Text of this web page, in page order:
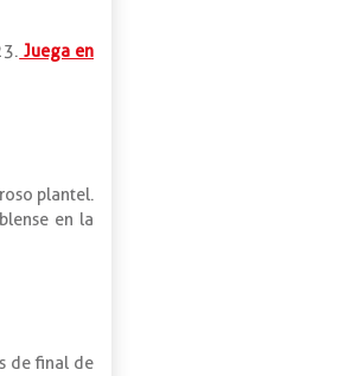
Juega en
plantel.
en la
de final de